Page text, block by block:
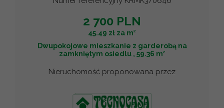
2 700 PLN
45.49 zł za m2
Dwupokojowe mieszkanie z garderobą na
zamkniętym osiedlu , 59.36 m2
Nieruchomość proponowana przez